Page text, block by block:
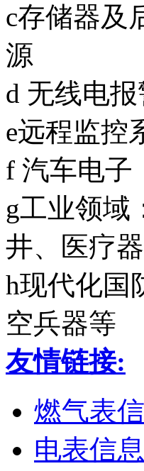
c存储器及
源
d 无线电
e远程监控
f 汽车电子
g工业领域
井、医疗
h现代化国
空兵器等
友情链接:
燃气表
电表信